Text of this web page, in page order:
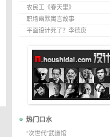
农民工《春天里》
职场幽默寓言故事
平面设计死了？李德庚
热门口水
“次世代”武道馆